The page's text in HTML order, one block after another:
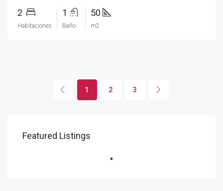
2
Habitaciones
1
Baño
50
m2
1 2 3
Featured Listings